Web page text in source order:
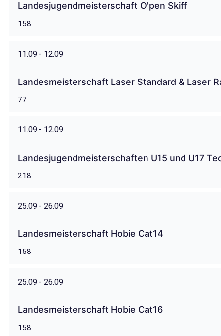
Landesjugendmeisterschaft O'pen Skiff
158
11.09 - 12.09
Landesmeisterschaft Laser Standard & Laser
77
11.09 - 12.09
Landesjugendmeisterschaften U15 und U17
218
25.09 - 26.09
Landesmeisterschaft Hobie Cat14
158
25.09 - 26.09
Landesmeisterschaft Hobie Cat16
158